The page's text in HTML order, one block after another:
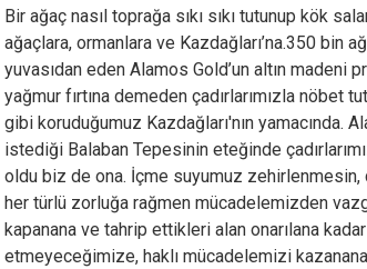
Bir ağaç nasıl toprağa sıkı sıkı tutunup kök
ağaçlara, ormanlara ve Kazdağları’na.350 bin
yuvasıdan eden Alamos Gold’un altın madeni
yağmur fırtına demeden çadırlarımızla nöbet
gibi koruduğumuz Kazdağları'nın yamacında.
istediği Balaban Tepesinin eteğinde
oldu biz de ona. İçme suyumuz
her türlü zorluğa rağmen mücadelemizden
kapanana ve tahrip ettikleri alan onarılana kadar
etmeyeceğimize, haklı mücadelemizi